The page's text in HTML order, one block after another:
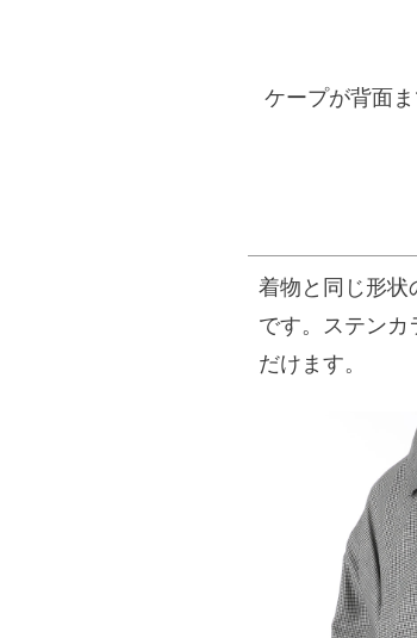
ケープが背面
着物と同じ形状
です。ステンカ
だけます。